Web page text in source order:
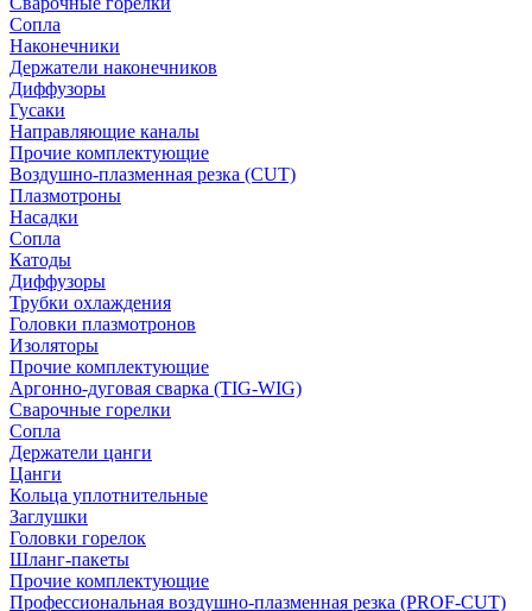
Сопла
Наконечники
Держатели наконечников
Диффузоры
Гусаки
Направляющие каналы
Прочие комплектующие
Воздушно-плазменная резка (CUT)
Плазмотроны
Насадки
Сопла
Катоды
Диффузоры
Трубки охлаждения
Головки плазмотронов
Изоляторы
Прочие комплектующие
Аргонно-дуговая сварка (TIG-WIG)
Сварочные горелки
Сопла
Держатели цанги
Цанги
Кольца уплотнительные
Заглушки
Головки горелок
Шланг-пакеты
Прочие комплектующие
Профессиональная воздушно-плазменная резка (PROF-CUT)